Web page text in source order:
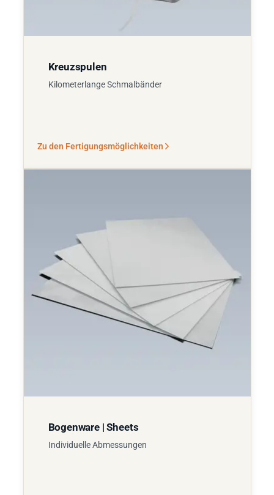
Kreuzspulen
Kilometerlange Schmalbänder
Zu den Fertigungsmöglichkeiten
Bogenware | Sheets
Individuelle Abmessungen